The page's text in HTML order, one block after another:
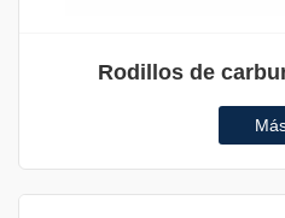
Rodillos de